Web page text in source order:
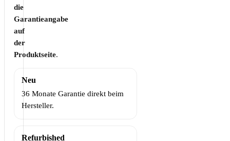
die
Garantieangabe
auf
der
Produktseite.
Neu
36 Monate Garantie direkt beim
Hersteller.
Refurbished